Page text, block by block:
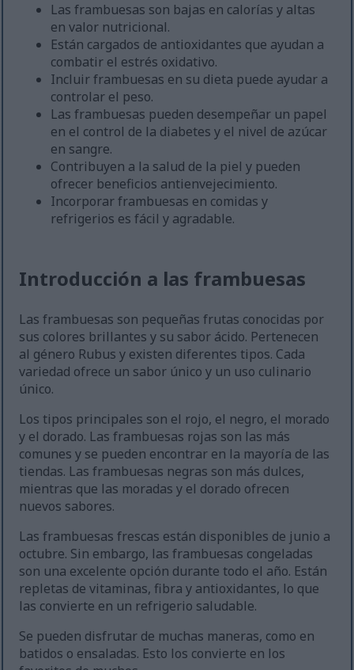
Las frambuesas son bajas en calorías y altas
en valor nutricional.
Están cargados de antioxidantes que ayudan a
combatir el estrés oxidativo.
Incluir frambuesas en su dieta puede ayudar a
controlar el peso.
Las frambuesas pueden desempeñar un papel
en el control de la diabetes y el nivel de azúcar
en sangre.
Contribuyen a la salud de la piel y pueden
ofrecer beneficios antienvejecimiento.
Incorporar frambuesas en comidas y
refrigerios es fácil y agradable.
Introducción a las frambuesas
Las frambuesas son pequeñas frutas conocidas por
sus colores brillantes y su sabor ácido. Pertenecen
al género Rubus y existen diferentes tipos. Cada
variedad ofrece un sabor único y un uso culinario
único.
Los tipos principales son el rojo, el negro, el morado
y el dorado. Las frambuesas rojas son las más
comunes y se pueden encontrar en la mayoría de las
tiendas. Las frambuesas negras son más dulces,
mientras que las moradas y el dorado ofrecen
nuevos sabores.
Las frambuesas frescas están disponibles de junio a
octubre. Sin embargo, las frambuesas congeladas
son una excelente opción durante todo el año. Están
repletas de vitaminas, fibra y antioxidantes, lo que
las convierte en un refrigerio saludable.
Se pueden disfrutar de muchas maneras, como en
batidos o ensaladas. Esto los convierte en los